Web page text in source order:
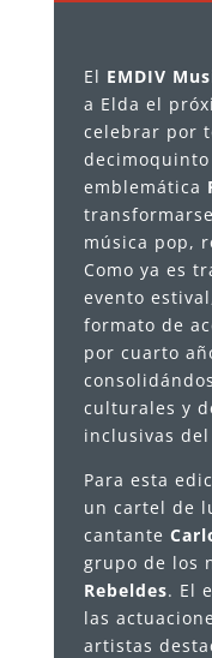
El EMDIV
a Elda el
celebrar por
emblemática
música pop,
Como ya es
evento
formato de
por cuarto
culturales y
inclusivas
Para esta
un cartel de
cantante
grupo de los
Rebeldes. El
las
artistas